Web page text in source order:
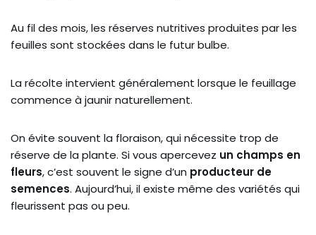
Au fil des mois, les réserves nutritives produites par les
feuilles sont stockées dans le futur bulbe.
La récolte intervient généralement lorsque le feuillage
commence à jaunir naturellement.
On évite souvent la floraison, qui nécessite trop de
réserve de la plante. Si vous apercevez un champs en
fleurs, c’est souvent le signe d’un producteur de
semences. Aujourd’hui, il existe même des variétés qui
fleurissent pas ou peu.